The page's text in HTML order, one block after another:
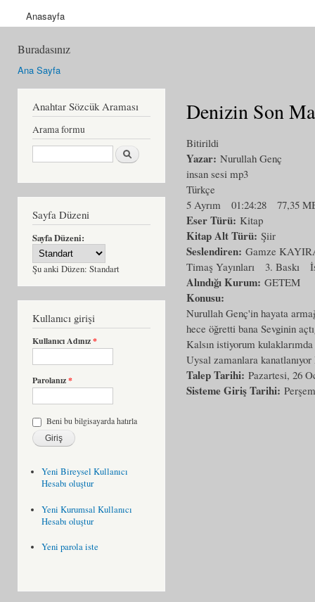
Anasayfa
Buradasınız
Ana Sayfa
Anahtar Sözcük Araması
Arama formu
Ara
Sayfa Düzeni
Sayfa Düzeni:
Şu anki Düzen: Standart
Kullanıcı girişi
Kullanıcı Adınız*
Parolanız*
Beni bu bilgisayarda hatırla
Yeni Bireysel Kullanıcı
Hesabı oluştur
Yeni Kurumsal Kullanıcı
Hesabı oluştur
Yeni parola iste
Denizin Son
Bitirildi
Yazar: Nurullah Genç
insan sesi mp3
Türkçe
5 Ayrım
01:24:28 77,35
Eser Türü: Kitap
Kitap Alt Türü: Şiir
Seslendiren: Gamze
Timaş Yayınları
3. Baskı
Alındığı Kurum: GETEM
Konusu:
Nurullah Genç'in hayata
hece öğretti bana Sevginin
Kalsın istiyorum kulaklarımda
Uysal zamanlara
Talep Tarihi: Pazartesi, 26
Sisteme Giriş Tarihi: